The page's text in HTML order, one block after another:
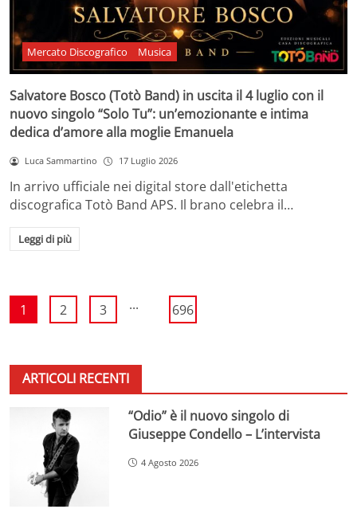
Mercato Discografico Musica
Salvatore Bosco (Totò Band) in uscita il 4 luglio con il
nuovo singolo “Solo Tu”: un’emozionante e intima
dedica d’amore alla moglie Emanuela
Luca Sammartino 17 Luglio 2026
In arrivo ufficiale nei digital store dall'etichetta
discografica Totò Band APS. Il brano celebra il…
Leggi di più
1 2 3 ... 696
ARTICOLI RECENTI
“Odio” è il nuovo singolo di
Giuseppe Condello – L’intervista
4 Agosto 2026